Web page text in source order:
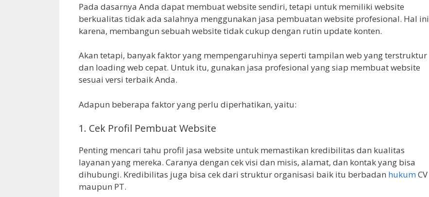
Pada dasarnya Anda dapat membuat website sendiri, tetapi untuk memiliki website
berkualitas tidak ada salahnya menggunakan jasa pembuatan website profesional. Hal ini
karena, membangun sebuah website tidak cukup dengan rutin update konten.
Akan tetapi, banyak faktor yang mempengaruhinya seperti tampilan web yang terstruktur
dan loading web cepat. Untuk itu, gunakan jasa profesional yang siap membuat website
sesuai versi terbaik Anda.
Adapun beberapa faktor yang perlu diperhatikan, yaitu:
1. Cek Profil Pembuat Website
Penting mencari tahu profil jasa website untuk memastikan kredibilitas dan kualitas
layanan yang mereka. Caranya dengan cek visi dan misis, alamat, dan kontak yang bisa
dihubungi. Kredibilitas juga bisa cek dari struktur organisasi baik itu berbadan hukumCV
maupun PT.